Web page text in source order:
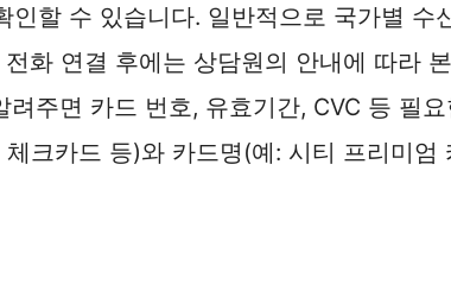
인할 수 있습니다. 일반적으로 국가별
화 연결 후에는 상담원의 안내에 따라
주면 카드 번호, 유효기간, CVC 등 필
크카드 등)와 카드명(예: 시티 프리미